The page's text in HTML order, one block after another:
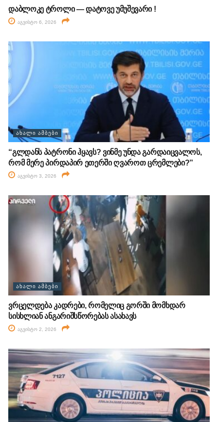
დაბლოკე ტროლი — დატოვე უმუშევარი !
აგვისტო 6, 2026
ᲐᲮᲐᲚᲘ ᲐᲛᲑᲔᲑᲘ
“გლდანს პატრონი ჰყავს? ვინმე უნდა გარდაიცვალოს,
რომ მერე პირდაპირ ეთერში ღვაროთ ცრემლები?”
აგვისტო 3, 2026
ᲐᲮᲐᲚᲘ ᲐᲛᲑᲔᲑᲘ
ვრცელდება კადრები, რომელიც გორში მომხდარ
სისხლიან ანგარიშსწორებას ასახავს
აგვისტო 2, 2026